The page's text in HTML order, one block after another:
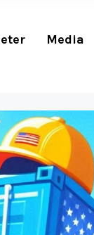
Media